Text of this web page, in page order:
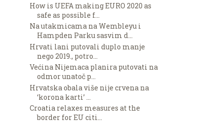
How is UEFA making EURO 2020 as
safe as possible f...
Na utakmicama na Wembleyu i
Hampden Parku sasvim d...
Hrvati lani putovali duplo manje
nego 2019., potro...
Većina Nijemaca planira putovati na
odmor unatoč p...
Hrvatska obala više nije crvena na
‘korona karti’ ...
Croatia relaxes measures at the
border for EU citi...